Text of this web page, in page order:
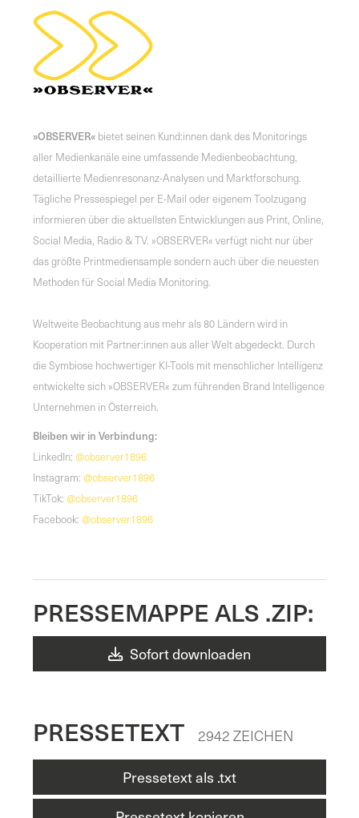
»OBSERVER« bietet seinen Kund:innen dank des Monitorings
aller Medienkanäle eine umfassende Medienbeobachtung,
detaillierte Medienresonanz-Analysen und Marktforschung.
Tägliche Pressespiegel per E-Mail oder eigenem Toolzugang
informieren über die aktuellsten Entwicklungen aus Print, Online,
Social Media, Radio & TV. »OBSERVER« verfügt nicht nur über
das größte Printmediensample sondern auch über die neuesten
Methoden für Social Media Monitoring.
Weltweite Beobachtung aus mehr als 80 Ländern wird in
Kooperation mit Partner:innen aus aller Welt abgedeckt. Durch
die Symbiose hochwertiger KI-Tools mit menschlicher Intelligenz
entwickelte sich »OBSERVER« zum führenden Brand Intelligence
Unternehmen in Österreich.
Bleiben wir in Verbindung:
LinkedIn: @observer1896
Instagram: @observer1896
TikTok: @observer1896
Facebook: @observer1896
PRESSEMAPPE ALS .ZIP:
Sofort downloaden
PRESSETEXT
2942 ZEICHEN
Pressetext als .txt